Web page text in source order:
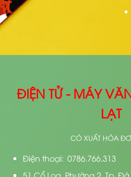
ĐIỆN TỬ - MÁY
LẠT
CÓ XUẤT HÓA
Điện thoại: 0786.766.313